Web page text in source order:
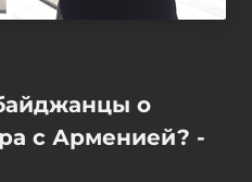
о
с Арменией? -